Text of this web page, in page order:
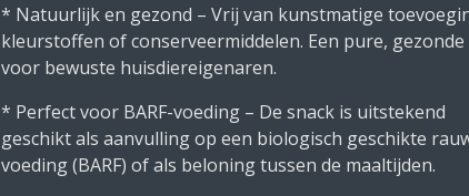
* Natuurlijk en gezond – Vrij van kunstmatige
kleurstoffen of conserveermiddelen. Een pure, gezonde
voor bewuste huisdiereigenaren.
* Perfect voor BARF-voeding – De snack is uitstekend
geschikt als aanvulling op een biologisch geschikte
voeding (BARF) of als beloning tussen de maaltijden.